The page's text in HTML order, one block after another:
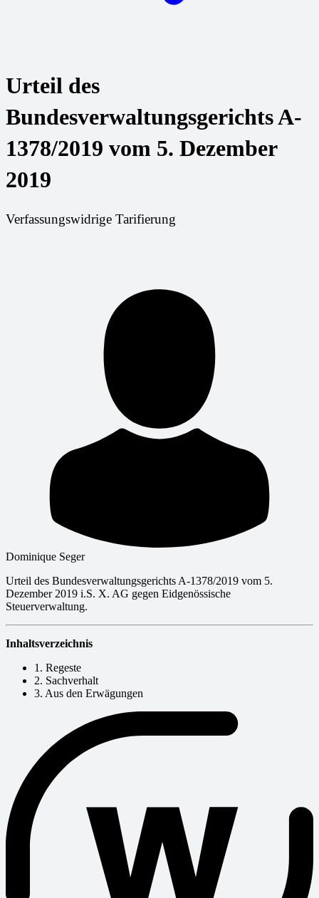
Urteil des
Bundesverwaltungsgerichts A-
1378/2019 vom 5. Dezember
2019
Verfassungswidrige Tarifierung
Dominique Seger
Urteil des Bundesverwaltungsgerichts A-1378/2019 vom 5.
Dezember 2019 i.S. X. AG gegen Eidgenössische
Steuerverwaltung.
Inhaltsverzeichnis
1. Regeste
2. Sachverhalt
3. Aus den Erwägungen